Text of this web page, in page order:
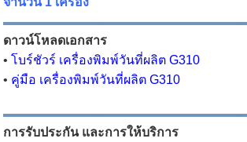
ดาวน์โหลดเอกสาร
• โบร์ชัวร์ เครื่องพิมพ์วันที่ผลิต G310
• คู่มือ เครื่องพิมพ์วันที่ผลิต G310
การรับประกัน และการให้บริการ